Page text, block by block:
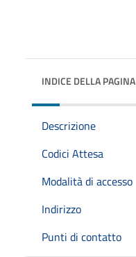
INDICE DELLA PAGINA
Descrizione
Codici Attesa
Modalità di accesso
Indirizzo
Punti di contatto